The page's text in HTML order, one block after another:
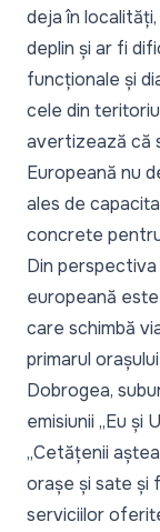
deja în
deplin și ar fi
funcționale și
cele din
avertizează că
Europeană nu
ales de
concrete
Din
europeană
care schimbă
primarul
Dobrogea,
emisiunii „Eu și
„Cetățenii
orașe și sate și
serviciilor